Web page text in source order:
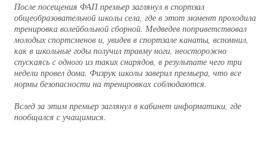
После посещения ФАП премьер заглянул в спортзал
общеобразовательной школы села, где в этот момент проходила
тренировка волейбольной сборной. Медведев поприветствовал
молодых спортсменов и, увидев в спортзале канаты, вспомнил,
как в школьные годы получил травму ноги, неосторожно
спускаясь с одного из таких снарядов, в результате чего три
недели провел дома. Физрук школы заверил премьера, что все
нормы безопасности на тренировках соблюдаются.
Вслед за этим премьер заглянул в кабинет информатики, где
пообщался с учащимися.